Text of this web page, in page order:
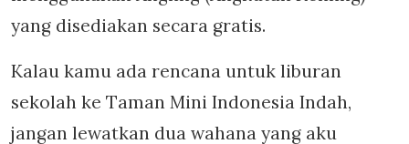
yang disediakan secara gratis.
Kalau kamu ada rencana untuk liburan
sekolah ke Taman Mini Indonesia Indah,
jangan lewatkan dua wahana yang aku